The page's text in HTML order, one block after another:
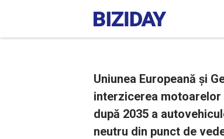
Uniunea Europeană și
interzicerea motoarelor
după 2035 a
neutru din punct de